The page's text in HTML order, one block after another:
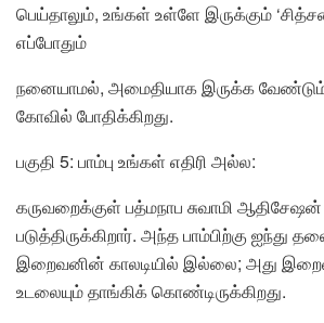
பெய்தாலும், உங்கள் உள்ளே இருக்கும்
எப்போதும்
நனையாமல், அமைதியாக இருக்க
கோவில் போதிக்கிறது.
பகுதி 5: பாம்பு உங்கள் எதிரி அல்ல:
கருவறைக்குள் பத்மநாப சுவாமி ஆதிசேஷன்
படுத்திருக்கிறார். அந்த பாம்பிற்கு ஐந்து
இறைவனின் காலடியில் இல்லை; அது
உடலையும் தாங்கிக் கொண்டிருக்கிறது.